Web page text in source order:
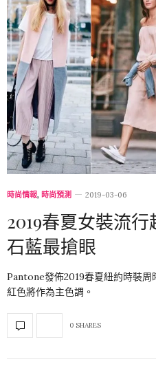
時尚情報, 時尚預測 2019-03-06
2019春夏女裝流
石藍最搶眼
Pantone發佈2019春夏紐約時裝
紅色將作為主色調。
0 SHARES